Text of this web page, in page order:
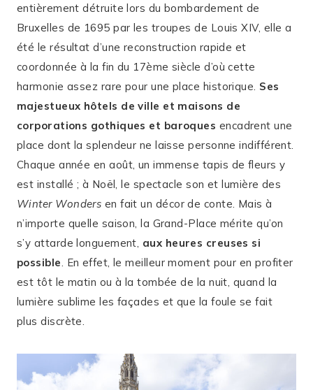
entièrement détruite lors du bombardement de
Bruxelles de 1695 par les troupes de Louis XIV, elle a
été le résultat d’une reconstruction rapide et
coordonnée à la fin du 17ème siècle d’où cette
harmonie assez rare pour une place historique. Ses
majestueux hôtels de ville et maisons de
corporations gothiques et baroques encadrent une
place dont la splendeur ne laisse personne indifférent.
Chaque année en août, un immense tapis de fleurs y
est installé ; à Noël, le spectacle son et lumière des
Winter Wonders en fait un décor de conte. Mais à
n’importe quelle saison, la Grand-Place mérite qu’on
s’y attarde longuement, aux heures creuses si
possible. En effet, le meilleur moment pour en profiter
est tôt le matin ou à la tombée de la nuit, quand la
lumière sublime les façades et que la foule se fait
plus discrète.